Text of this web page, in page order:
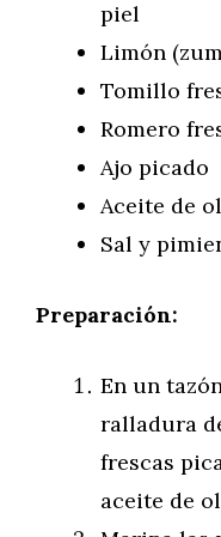
piel
Limón
Tomillo
Romero
Ajo picado
Aceite de
Sal y
Preparación:
En un
ralladura
frescas
aceite de